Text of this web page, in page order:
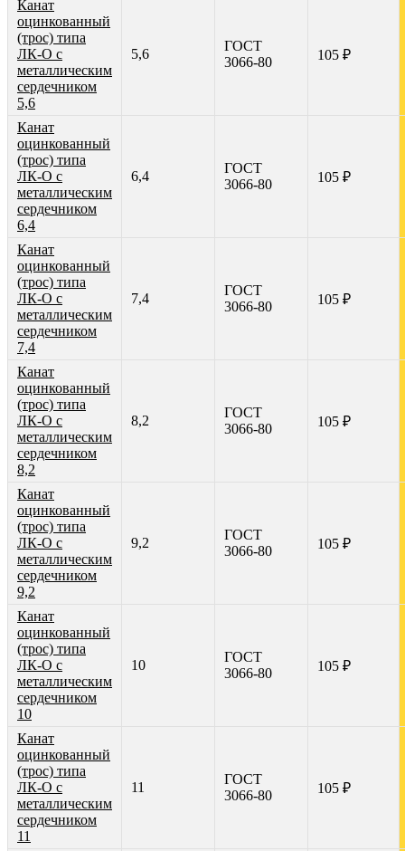
Канат
оцинкованный
(трос) типа
ЛК-О с
металлическим
сердечником
5,6
5,6
ГОСТ
3066-80
105 ₽
Канат
оцинкованный
(трос) типа
ЛК-О с
металлическим
сердечником
6,4
6,4
ГОСТ
3066-80
105 ₽
Канат
оцинкованный
(трос) типа
ЛК-О с
металлическим
сердечником
7,4
7,4
ГОСТ
3066-80
105 ₽
Канат
оцинкованный
(трос) типа
ЛК-О с
металлическим
сердечником
8,2
8,2
ГОСТ
3066-80
105 ₽
Канат
оцинкованный
(трос) типа
ЛК-О с
металлическим
сердечником
9,2
9,2
ГОСТ
3066-80
105 ₽
Канат
оцинкованный
(трос) типа
ЛК-О с
металлическим
сердечником
10
10
ГОСТ
3066-80
105 ₽
Канат
оцинкованный
(трос) типа
ЛК-О с
металлическим
сердечником
11
11
ГОСТ
3066-80
105 ₽